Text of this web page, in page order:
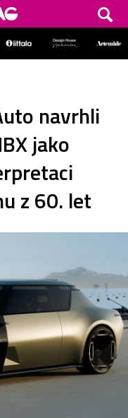
navrhli
jako
z 60. let